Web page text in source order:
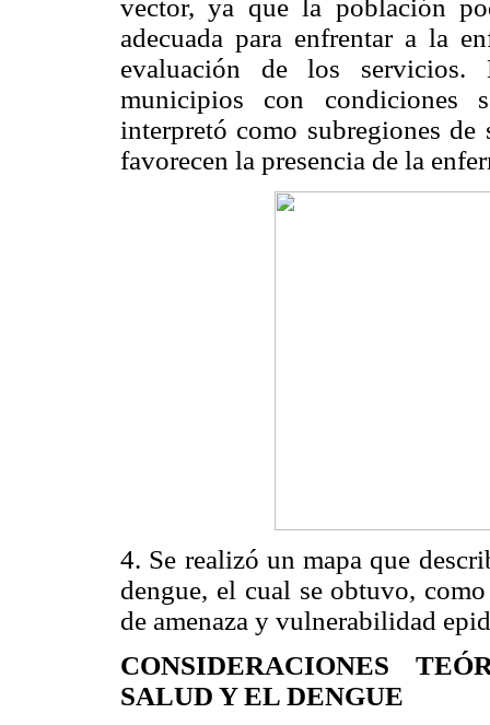
vector, ya que la población
adecuada para enfrentar a la
evaluación de los servicios.
municipios con condiciones
interpretó como subregiones de
favorecen la presencia de la
4. Se realizó un mapa que
dengue, el cual se obtuvo,
de amenaza y vulnerabilidad
CONSIDERACIONES
SALUD Y EL DENGUE